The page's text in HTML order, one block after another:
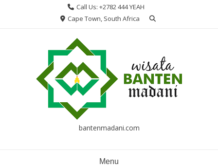
Call Us: +2782 444 YEAH
Cape Town, South Africa
bantenmadani.com
Menu